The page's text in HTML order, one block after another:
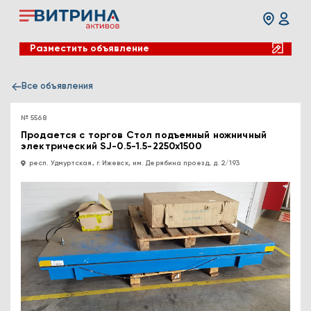
Разместить объявление
Все объявления
№ 5568
Продается с торгов Стол подъемный ножничный
электрический SJ-0.5-1.5-2250х1500
респ. Удмуртская, г. Ижевск, им. Дерябина проезд, д. 2/193